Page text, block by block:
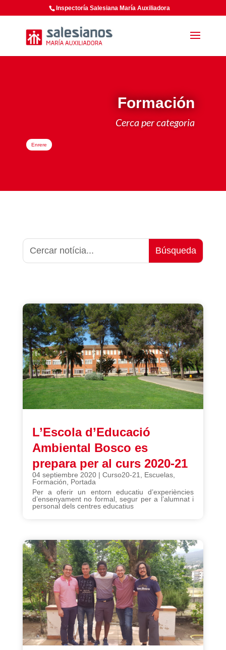
Inspectoría Salesiana María Auxiliadora
Formación
Cerca per categoria
Enrere
L’Escola d’Educació
Ambiental Bosco es
prepara per al curs 2020-21
04 septiembre 2020| Curso20-21 Escuelas,
Formación
Portada
Per a oferir un entorn educatiu d’experiències
d’ensenyament no formal, segur per a l’alumnat i
personal dels centres educatius